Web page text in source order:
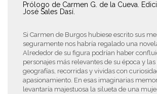
Prólogo de Carmen G. de la Cueva.
José Sales Dasí.
Si Carmen de Burgos hubiese escrito sus
seguramente nos habría regalado una
Alrededor de su figura podrían haber
personajes más relevantes de su época y
geografías, recorridas y vividas con
apasionamiento. En esas imaginarias
levantaría majestuosa la silueta de una